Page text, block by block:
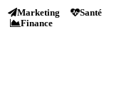
Marketing
Santé
Finance